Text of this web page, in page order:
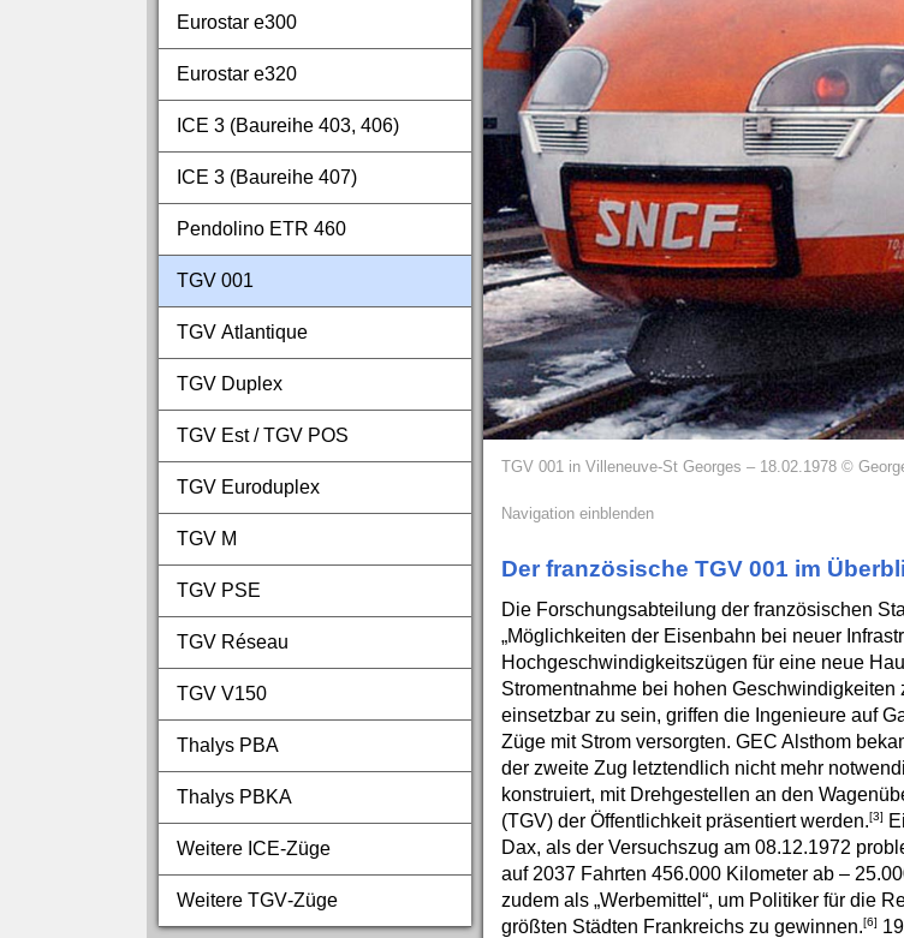
Eurostar e300
Eurostar e320
ICE 3 (Baureihe 403, 406)
ICE 3 (Baureihe 407)
Pendolino ETR 460
TGV 001
TGV Atlantique
TGV Duplex
TGV Est / TGV POS
TGV Euroduplex
TGV M
TGV PSE
TGV Réseau
TGV V150
Thalys PBA
Thalys PBKA
Weitere ICE‑Züge
Weitere TGV‑Züge
TGV 001 in Villeneuve-St Georges – 18.02.1978 ©
Navigation einblenden
Der französische TGV 001 im
Die Forschungsabteilung der französischen
„Möglichkeiten der Eisenbahn bei neuer
Hochgeschwindigkeitszügen für eine neue
Stromentnahme bei hohen
einsetzbar zu sein, griffen die Ingenieure auf
Züge mit Strom versorgten. GEC Alsthom
der zweite Zug letztendlich nicht mehr
konstruiert, mit Drehgestellen an den
(TGV) der Öffentlichkeit präsentiert werden.[3]
Dax, als der Versuchszug am 08.12.1972
auf 2037 Fahrten 456.000 Kilometer ab –
zudem als „Werbemittel“, um Politiker für die
größten Städten Frankreichs zu gewinnen.[6]